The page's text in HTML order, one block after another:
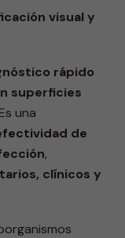
visual y
rápido
superficies
una
de
,
clínicos y